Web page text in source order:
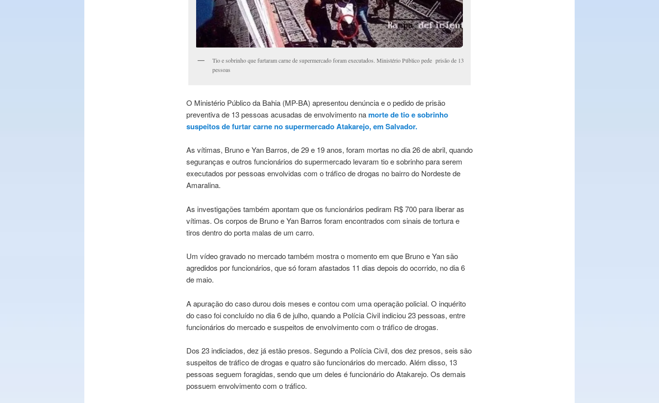
Tio e sobrinho que furtaram carne de supermercado foram executados. Ministério Público pede prisão de 13
pessoas
O Ministério Público da Bahia (MP-BA) apresentou denúncia e o pedido de prisão
preventiva de 13 pessoas acusadas de envolvimento namorte de tio e sobrinho
suspeitos de furtar carne no supermercado Atakarejo, em Salvador.
As vítimas, Bruno e Yan Barros, de 29 e 19 anos, foram mortas no dia 26 de abril, quando
seguranças e outros funcionários do supermercado levaram tio e sobrinho para serem
executados por pessoas envolvidas com o tráfico de drogas no bairro do Nordeste de
Amaralina.
As investigações também apontam que os funcionários pediram R$ 700 para liberar as
vítimas. Os corpos de Bruno e Yan Barros foram encontrados com sinais de tortura e
tiros dentro do porta malas de um carro.
Um vídeo gravado no mercado também mostra o momento em que Bruno e Yan são
agredidos por funcionários, que só foram afastados 11 dias depois do ocorrido, no dia 6
de maio.
A apuração do caso durou dois meses e contou com uma operação policial. O inquérito
do caso foi concluído no dia 6 de julho, quando a Polícia Civil indiciou 23 pessoas, entre
funcionários do mercado e suspeitos de envolvimento com o tráfico de drogas.
Dos 23 indiciados, dez já estão presos. Segundo a Polícia Civil, dos dez presos, seis são
suspeitos de tráfico de drogas e quatro são funcionários do mercado. Além disso, 13
pessoas seguem foragidas, sendo que um deles é funcionário do Atakarejo. Os demais
possuem envolvimento com o tráfico.